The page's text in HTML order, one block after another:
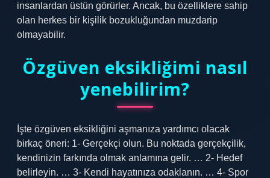
insanlardan üstün görürler. Ancak, bu özelliklere sahip
olan herkes bir kişilik bozukluğundan muzdarip
olmayabilir.
Özgüven eksikliğimi nasıl
yenebilirim?
İşte özgüven eksikliğini aşmanıza yardımcı olacak
birkaç öneri: 1- Gerçekçi olun. Bu noktada gerçekçilik,
kendinizin farkında olmak anlamına gelir. … 2- Hedef
belirleyin. … 3- Kendi hayatınıza odaklanın. … 4- Spor